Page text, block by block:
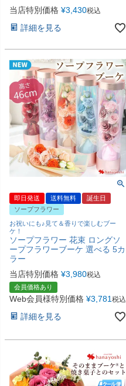
当店特別価格 ¥3,430税込
詳細を見る
即日発送 送料無料
誕生日
ソープフラワー
お祝いにも♪見て＆香りで楽しむブー
ケ！
ソープフラワー 花束 ロングソ
ープフラワーブーケ 選べる 5カ
ラー
当店特別価格 ¥3,980税込
会員価格あり
Web会員様特別価格 ¥3,781 税込
詳細を見る